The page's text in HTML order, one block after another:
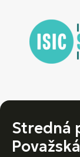
Stredná